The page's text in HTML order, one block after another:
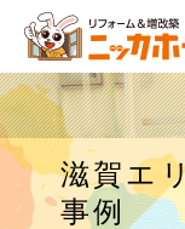
滋賀エ
事例